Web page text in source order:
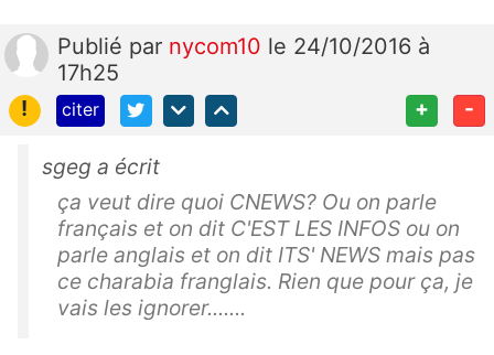
Publié par nycom10 le 24/10/2016 à
17h25
!
citer + -
sgeg a écrit
ça veut dire quoi CNEWS? Ou on parle
français et on dit C'EST LES INFOS ou on
parle anglais et on dit ITS' NEWS mais pas
ce charabia franglais. Rien que pour ça, je
vais les ignorer.......